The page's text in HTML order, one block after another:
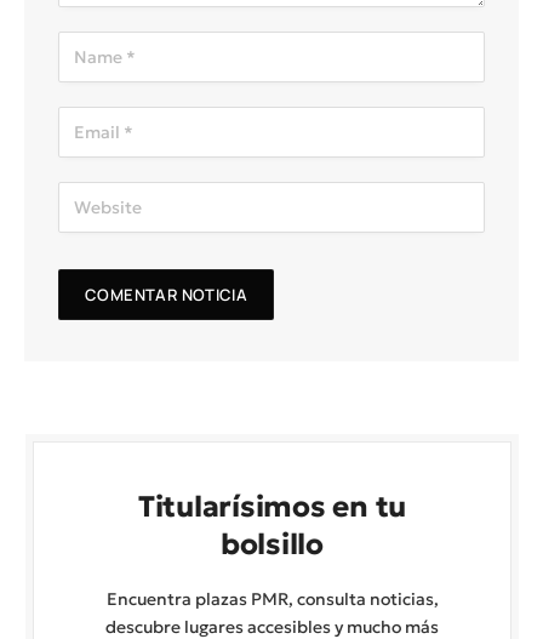
Titularísimos en tu
bolsillo
Encuentra plazas PMR, consulta noticias,
descubre lugares accesibles y mucho más